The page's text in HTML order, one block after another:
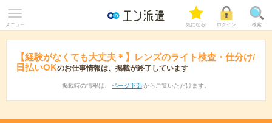
メニュー 気になる! ログイン 検索
【経験がなくても大丈夫＊】レンズのライト検査・仕分け/
日払いOKのお仕事情報は、掲載が終了しています
掲載時の情報は、 ページ下部 からご覧いただけます。